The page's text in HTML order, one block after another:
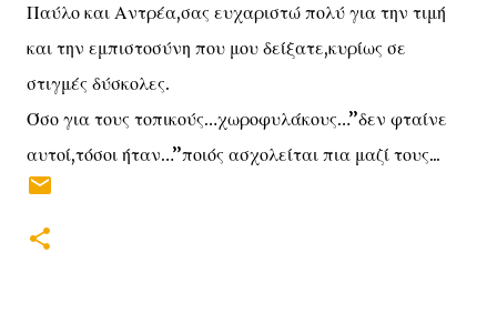
Παύλο και Αντρέα,σας ευχαριστώ πολύ για την τιμή
και την εμπιστοσύνη που μου δείξατε,κυρίως σε
στιγμές δύσκολες.
Όσο για τους τοπικούς…χωροφυλάκους…’’δεν φταίνε
αυτοί,τόσοι ήταν…’’ποιός ασχολείται πια μαζί τους...